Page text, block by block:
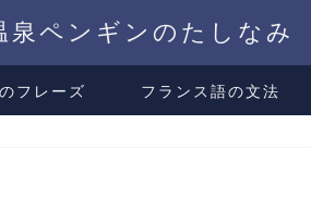
泉ペンギンのたしなみ
フレーズ フランス語の文法